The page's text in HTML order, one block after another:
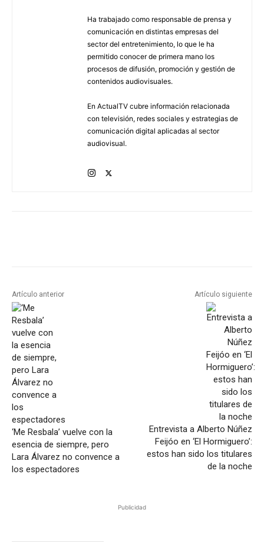
Ha trabajado como responsable de prensa y
comunicación en distintas empresas del
sector del entretenimiento, lo que le ha
permitido conocer de primera mano los
procesos de difusión, promoción y gestión de
contenidos audiovisuales.
En ActualTV cubre información relacionada
con televisión, redes sociales y estrategias de
comunicación digital aplicadas al sector
audiovisual.
Artículo anterior
‘Me Resbala’ vuelve con la
esencia de siempre, pero
Lara Álvarez no convence a
los espectadores
Artículo siguiente
Entrevista a Alberto Núñez
Feijóo en ‘El Hormiguero’:
estos han sido los titulares
de la noche
Publicidad